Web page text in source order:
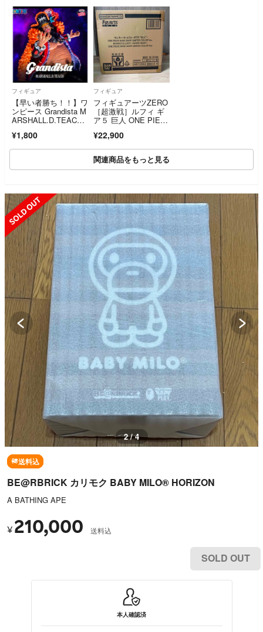
フィギュア
【早い者勝ち！！】ワ
ンピース Grandista M
ARSHALL.D.TEAC
ィーチ 黒ひげ フィギ
ュア
¥1,800
フィギュア
フィギュアーツZERO
［超激戦］ルフィ ギ
ア５ 巨人 ONE PIEC
R
¥22,900
関連商品をもっと見る
SOLD OUT
2 / 4
送料込
BE@RBRICK カリモク BABY MILO® HORIZON
A BATHING APE
¥ 210,000 送料込
SOLD OUT
本人確認済